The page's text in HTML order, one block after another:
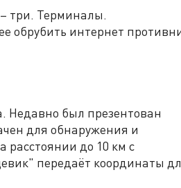
три. Терминалы.
обрубить интернет
Недавно был презентован
для обнаружения и
до 10 км с
передаёт координаты